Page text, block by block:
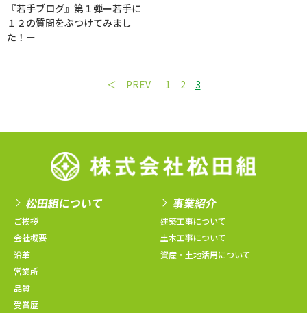
『若手ブログ』第１弾ー若手に
１２の質問をぶつけてみまし
た！ー
PREV 1 2 3
松田組について
ご挨拶
会社概要
沿革
営業所
品質
受賞歴
事業紹介
建築工事について
土木工事について
資産・土地活用について